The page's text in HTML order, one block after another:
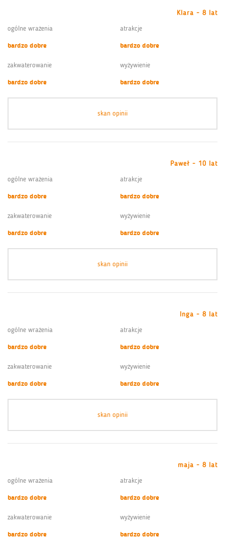
Klara - 8 lat
ogólne wrażenia
bardzo dobre
atrakcje
bardzo dobre
zakwaterowanie
bardzo dobre
wyżywienie
bardzo dobre
skan opinii
Paweł - 10 lat
ogólne wrażenia
bardzo dobre
atrakcje
bardzo dobre
zakwaterowanie
bardzo dobre
wyżywienie
bardzo dobre
skan opinii
Inga - 8 lat
ogólne wrażenia
bardzo dobre
atrakcje
bardzo dobre
zakwaterowanie
bardzo dobre
wyżywienie
bardzo dobre
skan opinii
maja - 8 lat
ogólne wrażenia
bardzo dobre
atrakcje
bardzo dobre
zakwaterowanie
bardzo dobre
wyżywienie
bardzo dobre